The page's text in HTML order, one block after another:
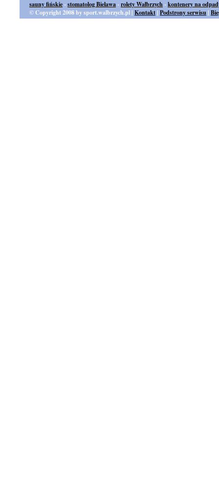
sauny fińskie-stomatolog Bielawa-rolety Wałbrzych-kontenery na
© Copyright 2008 by sport.walbrzych.pl | Kontakt | Podstrony serwisu |